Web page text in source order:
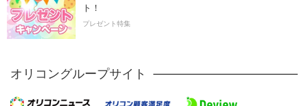
ト！
プレゼント特集
オリコングループサイト